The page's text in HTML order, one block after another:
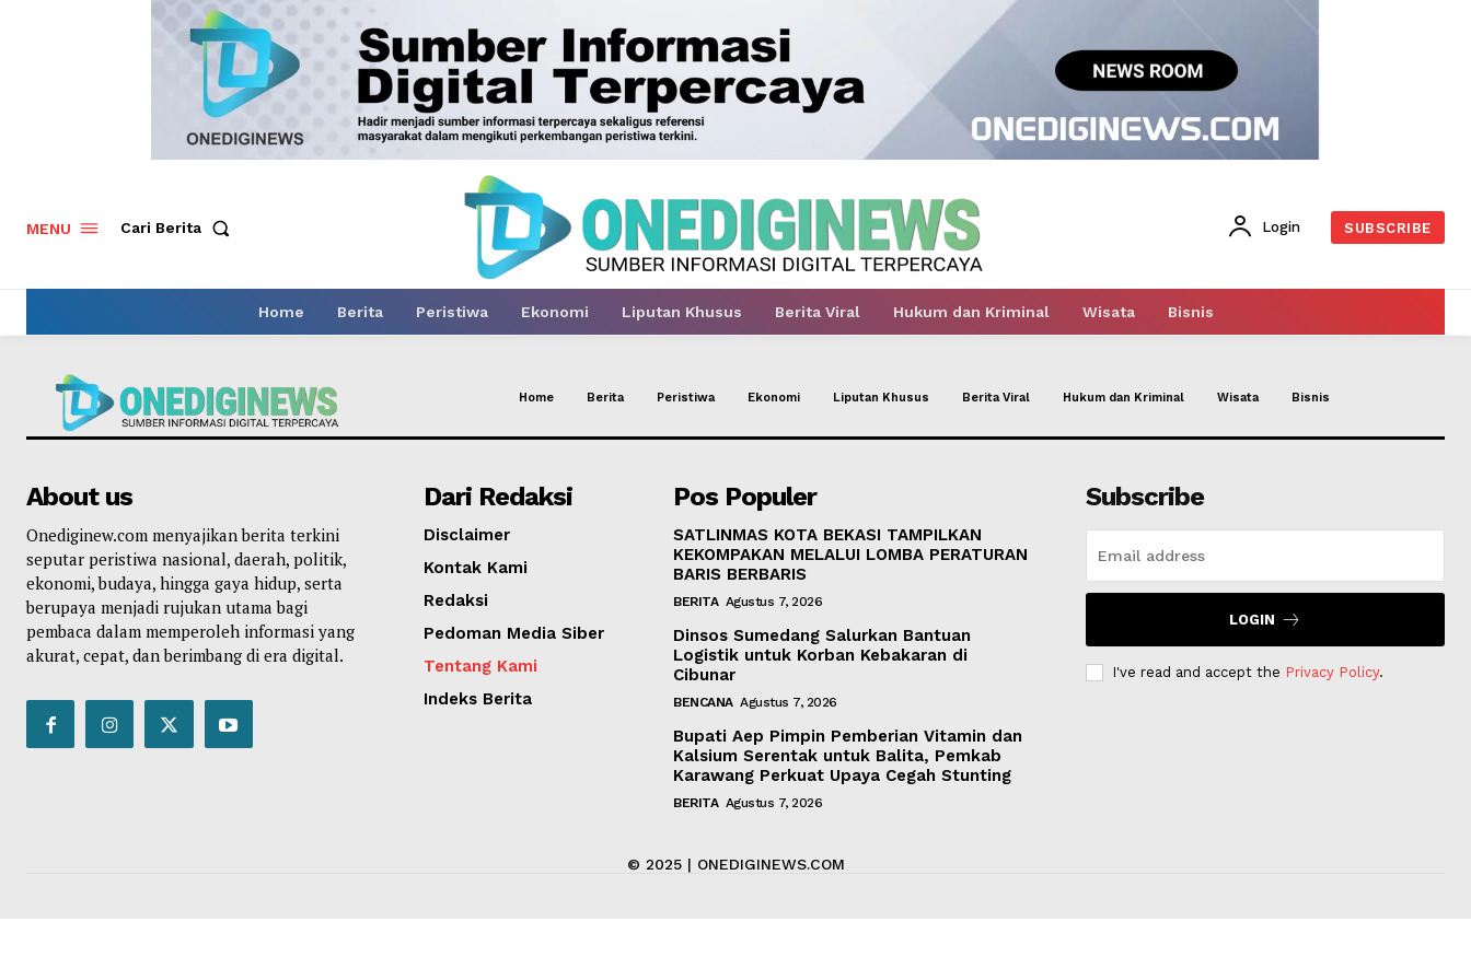
News Week
Company
Disclaimer
Kontak Kami
Redaksi
Pedoman Media Siber
Tentang Kami
Indeks Berita
MENU Cari Berita Login SUBSCRIBE
Home Berita Peristiwa Ekonomi Liputan Khusus Berita Viral Hukum dan Kriminal Wisata Bisnis
Home Berita Peristiwa Ekonomi Liputan Khusus Berita Viral Hukum dan Kriminal Wisata Bisnis
About us
Onediginew.com menyajikan berita terkini
seputar peristiwa nasional, daerah, politik,
ekonomi, budaya, hingga gaya hidup, serta
berupaya menjadi rujukan utama bagi
pembaca dalam memperoleh informasi yang
akurat, cepat, dan berimbang di era digital.
Dari Redaksi
Disclaimer
Kontak Kami
Redaksi
Pedoman Media Siber
Tentang Kami
Indeks Berita
Pos Populer
SATLINMAS KOTA BEKASI TAMPILKAN
KEKOMPAKAN MELALUI LOMBA PERATURAN
BARIS BERBARIS
BERITA Agustus 7, 2026
Dinsos Sumedang Salurkan Bantuan
Logistik untuk Korban Kebakaran di
Cibunar
BENCANA Agustus 7, 2026
Bupati Aep Pimpin Pemberian Vitamin dan
Kalsium Serentak untuk Balita, Pemkab
Karawang Perkuat Upaya Cegah Stunting
BERITA Agustus 7, 2026
Subscribe
LOGIN
I've read and accept the Privacy Policy.
© 2025 | ONEDIGINEWS.COM